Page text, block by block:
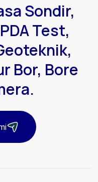
Sondir,
Test,
Bor, Bore